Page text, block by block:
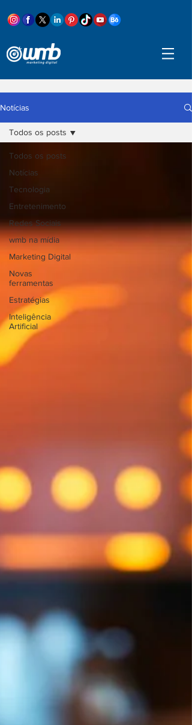
Notícias
Todos os posts
Notícias
Tecnologia
Entretenimento
Redes Sociais
wmb na mídia
Marketing Digital
Novas
ferramentas
Estratégias
Inteligência
Artificial
Todos os posts